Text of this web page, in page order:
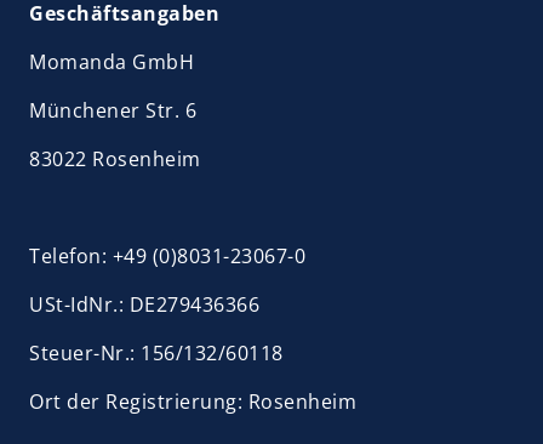
Geschäftsangaben
Momanda GmbH
Münchener Str. 6
83022 Rosenheim
Telefon: +49 (0)8031-23067-0
USt-IdNr.: DE279436366
Steuer-Nr.: 156/132/60118
Ort der Registrierung: Rosenheim